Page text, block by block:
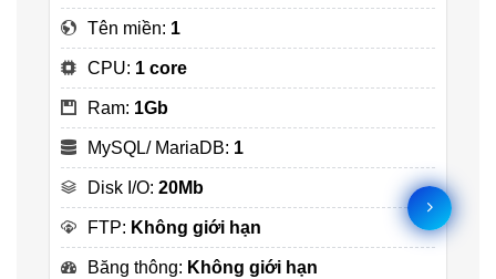
Tên miền: 1
CPU: 1 core
Ram: 1Gb
MySQL/ MariaDB: 1
Disk I/O: 20Mb
FTP: Không giới hạn
Băng thông: Không giới hạn